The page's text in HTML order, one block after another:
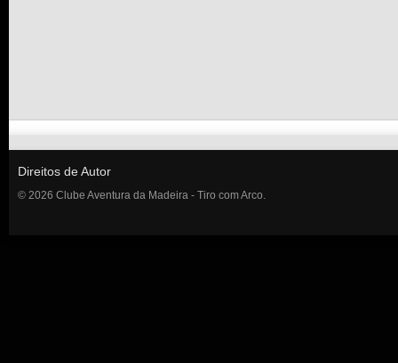
Direitos de Autor
© 2026 Clube Aventura da Madeira - Tiro com Arco.